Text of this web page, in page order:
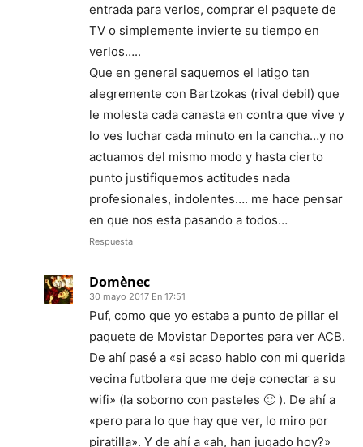
entrada para verlos, comprar el paquete de
TV o simplemente invierte su tiempo en
verlos…..
Que en general saquemos el latigo tan
alegremente con Bartzokas (rival debil) que
le molesta cada canasta en contra que vive y
lo ves luchar cada minuto en la cancha…y no
actuamos del mismo modo y hasta cierto
punto justifiquemos actitudes nada
profesionales, indolentes…. me hace pensar
en que nos esta pasando a todos…
Respuesta
Domènec
30 mayo 2017 En 17:51
Puf, como que yo estaba a punto de pillar el
paquete de Movistar Deportes para ver ACB.
De ahí pasé a «si acaso hablo con mi querida
vecina futbolera que me deje conectar a su
wifi» (la soborno con pasteles 🙂 ). De ahí a
«pero para lo que hay que ver, lo miro por
piratilla». Y de ahí a «ah, han jugado hoy?»